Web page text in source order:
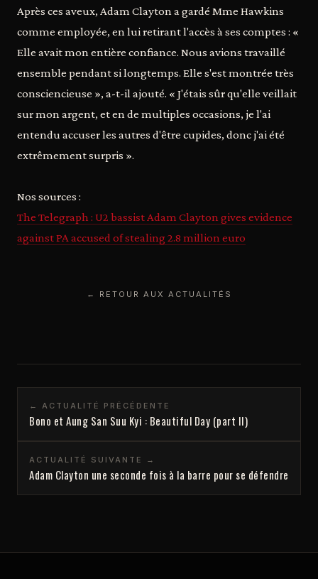
Après ces aveux, Adam Clayton a gardé Mme Hawkins
comme employée, en lui retirant l'accès à ses comptes : «
Elle avait mon entière confiance. Nous avions travaillé
ensemble pendant si longtemps. Elle s'est montrée très
consciencieuse », a-t-il ajouté. « J'étais sûr qu'elle veillait
sur mon argent, et en de multiples occasions, je l'ai
entendu accuser les autres d'être cupides, donc j'ai été
extrêmement surpris ».
Nos sources :
The Telegraph : U2 bassist Adam Clayton gives evidence
against PA accused of stealing 2.8 million euro
← RETOUR AUX ACTUALITÉS
← ACTUALITÉ PRÉCÉDENTE
Bono et Aung San Suu Kyi : Beautiful Day (part II)
ACTUALITÉ SUIVANTE →
Adam Clayton une seconde fois à la barre pour se défendre